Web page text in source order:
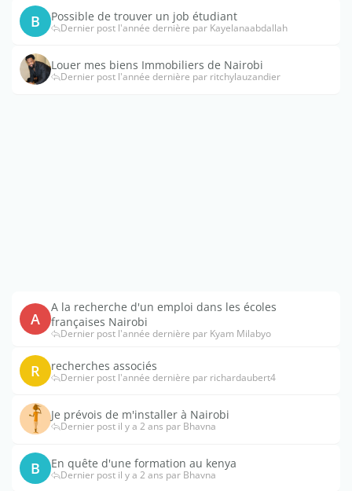
B Possible de trouver un job étudiant
Dernier post l'année dernière par Kayelanaabdallah
Louer mes biens Immobiliers de Nairobi
Dernier post l'année dernière par ritchylauzandier
A
A la recherche d'un emploi dans les écoles
françaises Nairobi
Dernier post l'année dernière par Kyam Milabyo
R recherches associés
Dernier post l'année dernière par richardaubert4
Je prévois de m'installer à Nairobi
Dernier post il y a 2 ans par Bhavna
B En quête d'une formation au kenya
Dernier post il y a 2 ans par Bhavna